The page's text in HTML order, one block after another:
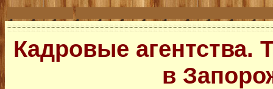
Кадровые агентства.
в